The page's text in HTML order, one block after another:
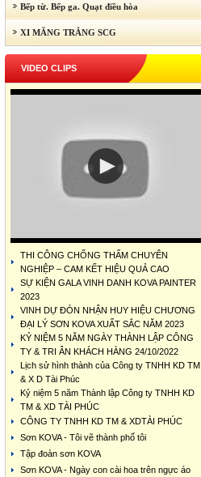
Bếp từ. Bếp ga. Quạt điều hòa
XI MĂNG TRẮNG SCG
VIDEO CLIPS
THI CÔNG CHỐNG THẤM CHUYÊN
NGHIỆP – CAM KẾT HIỆU QUẢ CAO
SỰ KIỆN GALA VINH DANH KOVA PAINTER
2023
VINH DỰ ĐÓN NHẬN HUY HIỆU CHƯƠNG
ĐẠI LÝ SƠN KOVA XUẤT SẮC NĂM 2023
KỶ NIỆM 5 NĂM NGÀY THÀNH LẬP CÔNG
TY & TRI ÂN KHÁCH HÀNG 24/10/2022
Lịch sử hình thành của Công ty TNHH KD TM
& X D Tài Phúc
Kỷ niệm 5 năm Thành lập Công ty TNHH KD
TM & XD TÀI PHÚC
CÔNG TY TNHH KD TM & XDTÀI PHÚC
Sơn KOVA - Tôi vẽ thành phố tôi
Tập đoàn sơn KOVA
Sơn KOVA - Ngày con cài hoa trên ngực áo